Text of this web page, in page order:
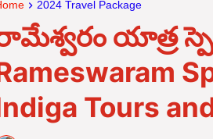
2024 Travel Package
యాత్ర
Tours